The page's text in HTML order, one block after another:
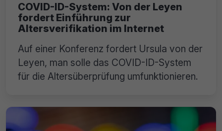
COVID-ID-System: Von der Leyen
fordert Einführung zur
Altersverifikation im Internet
Auf einer Konferenz fordert Ursula von der
Leyen, man solle das COVID-ID-System
für die Altersüberprüfung umfunktionieren.